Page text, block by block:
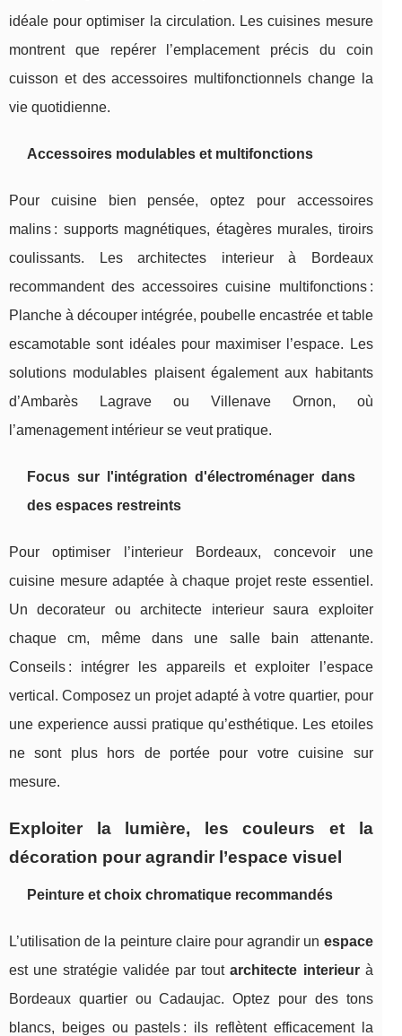
idéale pour optimiser la circulation. Les cuisines mesure
montrent que repérer l’emplacement précis du coin
cuisson et des accessoires multifonctionnels change la
vie quotidienne.
Accessoires modulables et multifonctions
Pour cuisine bien pensée, optez pour accessoires
malins : supports magnétiques, étagères murales, tiroirs
coulissants. Les architectes interieur à Bordeaux
recommandent des accessoires cuisine multifonctions :
Planche à découper intégrée, poubelle encastrée et table
escamotable sont idéales pour maximiser l’espace. Les
solutions modulables plaisent également aux habitants
d’Ambarès Lagrave ou Villenave Ornon, où
l’amenagement intérieur se veut pratique.
Focus sur l'intégration d'électroménager dans
des espaces restreints
Pour optimiser l’interieur Bordeaux, concevoir une
cuisine mesure adaptée à chaque projet reste essentiel.
Un decorateur ou architecte interieur saura exploiter
chaque cm, même dans une salle bain attenante.
Conseils : intégrer les appareils et exploiter l’espace
vertical. Composez un projet adapté à votre quartier, pour
une experience aussi pratique qu’esthétique. Les etoiles
ne sont plus hors de portée pour votre cuisine sur
mesure.
Exploiter la lumière, les couleurs et la
décoration pour agrandir l’espace visuel
Peinture et choix chromatique recommandés
L’utilisation de la peinture claire pour agrandir un espace
est une stratégie validée par toutarchitecte interieurà
Bordeaux quartier ou Cadaujac. Optez pour des tons
blancs, beiges ou pastels : ils reflètent efficacement la